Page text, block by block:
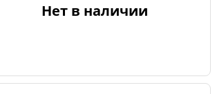
Нет в наличии